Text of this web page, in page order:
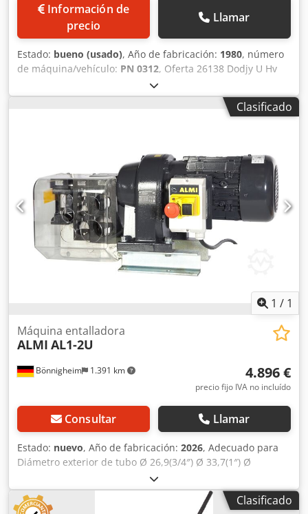
Información de
precio
Llamar
Estado: bueno (usado), Año de fabricación: 1980, número
de máquina/vehículo: PN 0312, Oferta 26138 Dodjy U Hv
Uopfx Afajkr Datos técnicos: - Cabezal de corte a 90°,
accionado neumáticamente - Capacidad de corte – acero
normal hasta 2 mm - Acero inoxidable hasta 1,5 mm -
trabajo 940 mm - Pedal de pie - Consumo de aire
comprimido: 6 – 8 bar - Necesidad de espacio aprox. An
600 x Al 1250 x Pr 850 mm - Peso aprox. 180 kg
Clasificado
1 / 1
Bönnigheim 1.391 km
Máquina entalladora
ALMI AL1-2U
4.896 €
precio fijo IVA no incluído
Consultar Llamar
Estado: nuevo, Año de fabricación: 2026, Adecuado para
Diámetro exterior de tubo Ø 26,9(3/4″) Ø 33,7(1″) Ø
42,4(1_¼") Ø 48,3(1_1/2″) Ø 60,3(2″) Diámetro exterior de
tubo para caño de zinc Ø 22 - Ø 76 Dksdpfsy T Rauex Afaor
Ventaja: entallado rápido y sencillo Espesor de la pared
Clasificado